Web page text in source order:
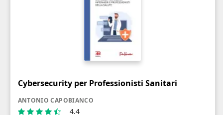
Cybersecurity per Professionisti Sanitari
ANTONIO CAPOBIANCO
4.4